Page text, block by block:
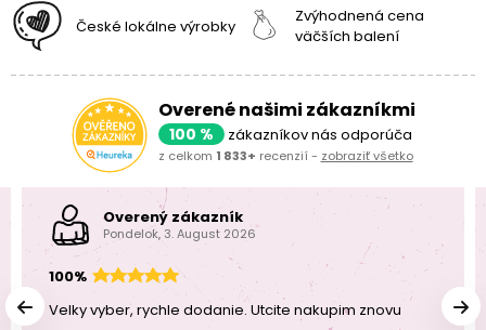
České lokálne výrobky
Zvýhodnená cena
väčších balení
Overené našimi zákazníkmi
100 % zákazníkov nás odporúča
z celkom 1 833+ recenzií - zobraziť všetko
Overený zákazník
Pondelok, 3. August 2026
100%
Velky vyber, rychle dodanie. Utcite nakupim znovu